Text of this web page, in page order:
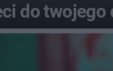
do twojego